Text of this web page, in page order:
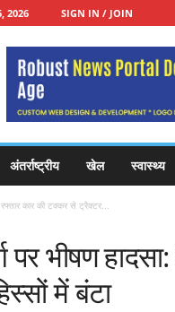
2026 SIGN IN / JOIN
अंतर्राष्ट्रीय खेल स्वास्थ्य
रफ्तार कार की टक्कर से ट्रैक्टर...
पर भीषण
में बंटा